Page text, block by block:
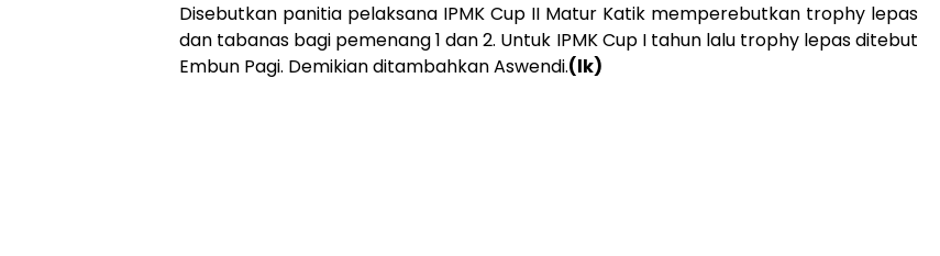
Disebutkan panitia pelaksana IPMK Cup II Matur Katik memperebutkan trophy lepas
dan tabanas bagi pemenang 1 dan 2. Untuk IPMK Cup I tahun lalu trophy lepas ditebut
Embun Pagi. Demikian ditambahkan Aswendi.(lk)